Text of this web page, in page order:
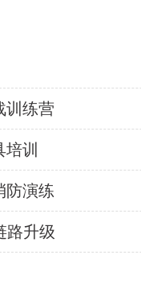
训练营
训
防演练
路升级